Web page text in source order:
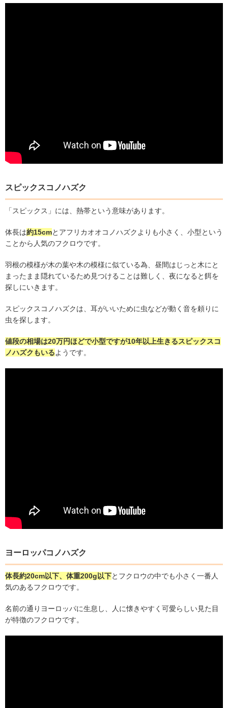
スピックスコノハズク
「スピックス」には、熱帯という意味があります。
体長は約15cmとアフリカオオコノハズクよりも小さく、小型という
ことから人気のフクロウです。
羽根の模様が木の葉や木の模様に似ている為、昼間はじっと木にと
まったまま隠れているため見つけることは難しく、夜になると餌を
探しにいきます。
スピックスコノハズクは、耳がいいために虫などが動く音を頼りに
虫を探します。
値段の相場は20万円ほどで小型ですが10年以上生きるスピックスコ
ノハズクもいるようです。
ヨーロッパコノハズク
体長約20cm以下、体重200g以下とフクロウの中でも小さく一番人
気のあるフクロウです。
名前の通りヨーロッパに生息し、人に懐きやすく可愛らしい見た目
が特徴のフクロウです。